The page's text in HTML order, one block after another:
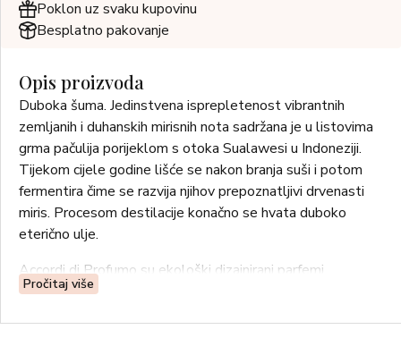
Poklon uz svaku kupovinu
Besplatno pakovanje
Opis proizvoda
Duboka šuma. Jedinstvena isprepletenost vibrantnih
zemljanih i duhanskih mirisnih nota sadržana je u listovima
grma pačulija porijeklom s otoka Sualawesi u Indoneziji.
Tijekom cijele godine lišće se nakon branja suši i potom
fermentira čime se razvija njihov prepoznatljivi drvenasti
miris. Procesom destilacije konačno se hvata duboko
eterično ulje.
Accordi di Profumo su ekološki dizajnirani parfemi
izvanredne olfaktorne kvalitete koji su održivi za naš
Pročitaj više